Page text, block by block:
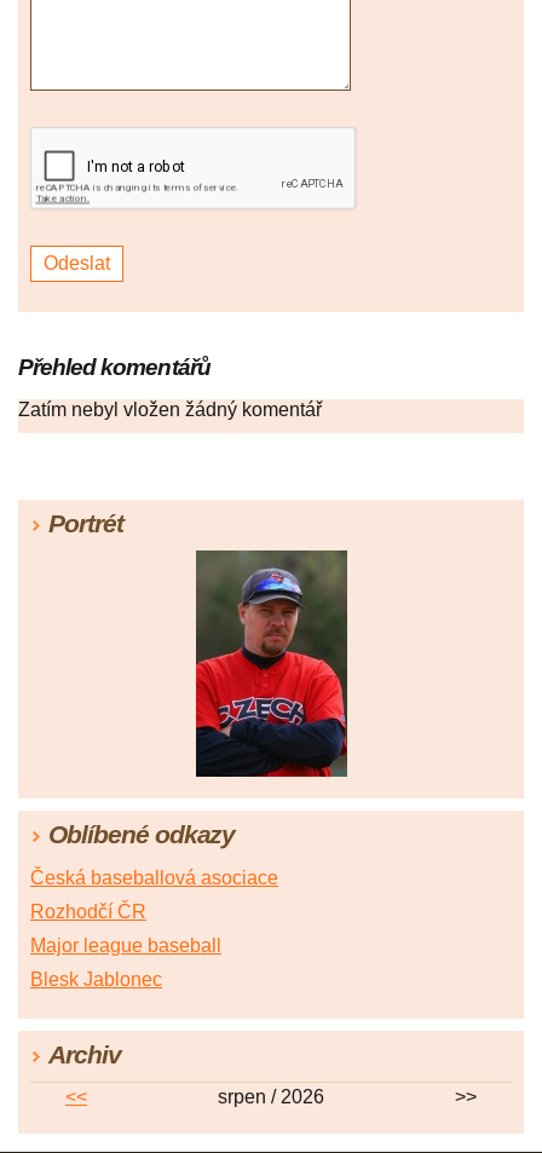
Přehled komentářů
Zatím nebyl vložen žádný komentář
Portrét
Oblíbené odkazy
Česká baseballová asociace
Rozhodčí ČR
Major league baseball
Blesk Jablonec
Archiv
<< srpen / 2026 >>